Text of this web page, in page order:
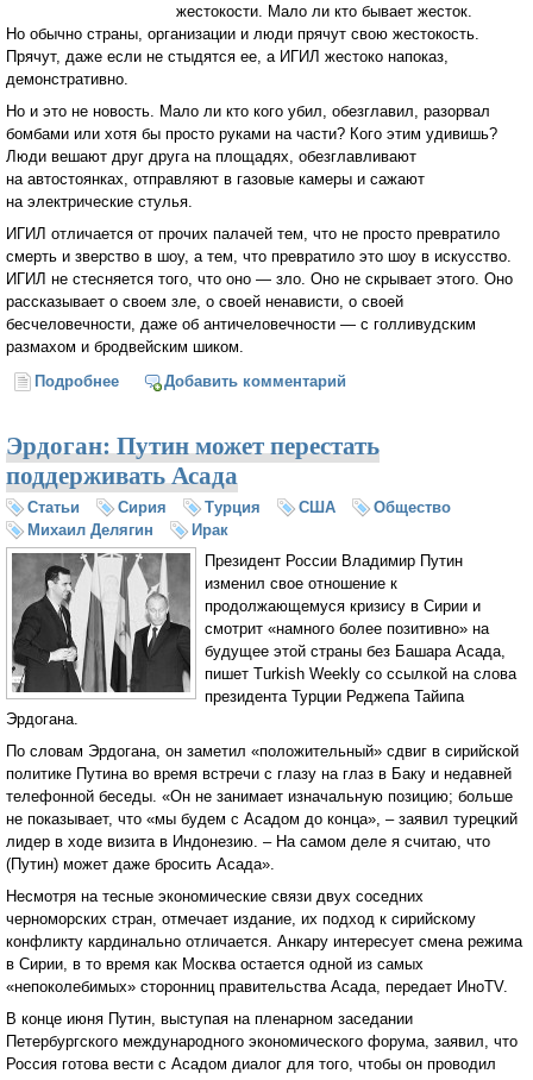
жестокости. Мало ли кто бывает жесток.
Но обычно страны, организации и люди прячут свою жестокость.
Прячут, даже если не стыдятся ее, а ИГИЛ жестоко напоказ,
демонстративно.
Но и это не новость. Мало ли кто кого убил, обезглавил, разорвал
бомбами или хотя бы просто руками на части? Кого этим удивишь?
Люди вешают друг друга на площадях, обезглавливают
на автостоянках, отправляют в газовые камеры и сажают
на электрические стулья.
ИГИЛ отличается от прочих палачей тем, что не просто превратило
смерть и зверство в шоу, а тем, что превратило это шоу в искусство.
ИГИЛ не стесняется того, что оно — зло. Оно не скрывает этого. Оно
рассказывает о своем зле, о своей ненависти, о своей
бесчеловечности, даже об античеловечности — с голливудским
размахом и бродвейским шиком.
Подробнее о Слово «ИГИЛ» написано тем же шрифтом, что и
Добавить комментарий
Эрдоган: Путин может перестать
поддерживать Асада
Статьи Сирия Турция США
Общество
Михаил Делягин
Ирак
Президент России Владимир Путин
изменил свое отношение к
продолжающемуся кризису в Сирии и
смотрит «намного более позитивно» на
будущее этой страны без Башара Асада,
пишет Turkish Weekly со ссылкой на слова
президента Турции Реджепа Тайипа
Эрдогана.
По словам Эрдогана, он заметил «положительный» сдвиг в сирийской
политике Путина во время встречи с глазу на глаз в Баку и недавней
телефонной беседы. «Он не занимает изначальную позицию; больше
не показывает, что «мы будем с Асадом до конца», – заявил турецкий
лидер в ходе визита в Индонезию. – На самом деле я считаю, что
(Путин) может даже бросить Асада».
Несмотря на тесные экономические связи двух соседних
черноморских стран, отмечает издание, их подход к сирийскому
конфликту кардинально отличается. Анкару интересует смена режима
в Сирии, в то время как Москва остается одной из самых
«непоколебимых» сторонниц правительства Асада, передает ИноTV.
В конце июня Путин, выступая на пленарном заседании
Петербургского международного экономического форума, заявил, что
Россия готова вести с Асадом диалог для того, чтобы он проводил